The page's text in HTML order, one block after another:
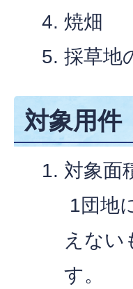
焼畑
採草地
対象用件
対象面
1団地
えない
す。